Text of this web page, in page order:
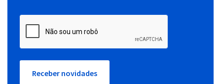
Receber novidades